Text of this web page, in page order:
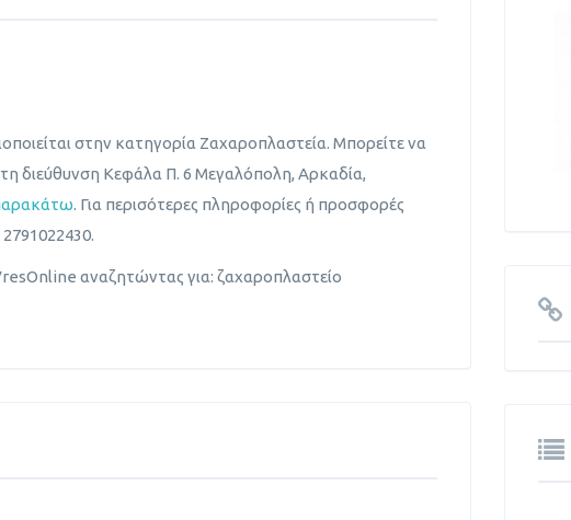
στην κατηγορία Ζαχαροπλαστεία. Μπορείτε να
διεύθυνση Κεφάλα Π. 6 Μεγαλόπολη, Αρκαδία,
. Για περισότερες πληροφορίες ή προσφορές
αναζητώντας για: ζαχαροπλαστείο